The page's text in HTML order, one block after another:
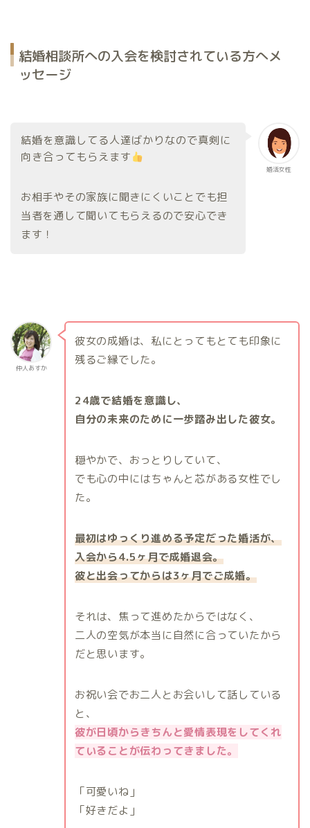
結婚相談所への入会を検討されている方へメ
ッセージ
婚活女性
結婚を意識してる人達ばかりなので真剣に
向き合ってもらえます
お相手やその家族に聞きにくいことでも担
当者を通して聞いてもらえるので安心でき
ます！
仲人あすか
彼女の成婚は、私にとってもとても印象に
残るご縁でした。
24歳で結婚を意識し、
自分の未来のために一歩踏み出した彼女。
穏やかで、おっとりしていて、
でも心の中にはちゃんと芯がある女性でし
た。
最初はゆっくり進める予定だった婚活が、
入会から4.5ヶ月で成婚退会。
彼と出会ってからは3ヶ月でご成婚。
それは、焦って進めたからではなく、
二人の空気が本当に自然に合っていたから
だと思います。
お祝い会でお二人とお会いして話している
と、
彼が日頃からきちんと愛情表現をしてくれ
ていることが伝わってきました。
「可愛いね」
「好きだよ」